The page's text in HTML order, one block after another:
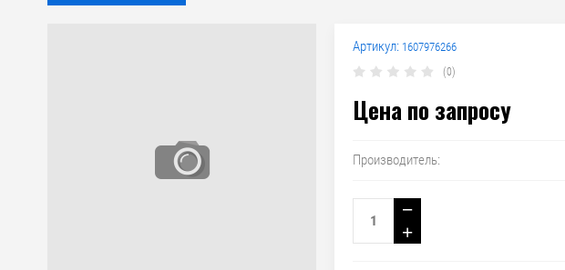
Артикул: 1607976266
(0)
Цена по запросу
Производитель:
−
+